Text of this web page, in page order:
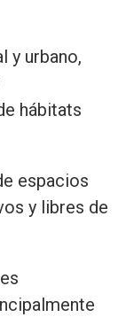
y urbano,
hábitats
espacios
y libres de